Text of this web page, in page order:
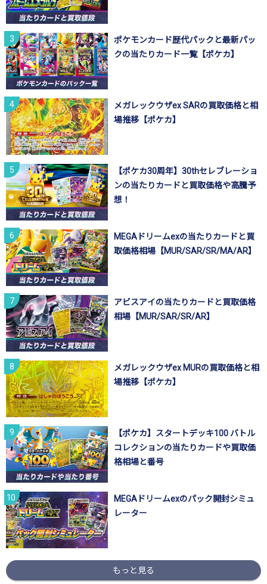
ポケモンカード歴代パックと最新パッ
クの当たりカード一覧【ポケカ】
メガレックウザex SARの買取価格と相
場推移【ポケカ】
【ポケカ30周年】30thセレブレーショ
ンの当たりカードと買取価格や高騰予
想！
MEGAドリームexの当たりカードと買
取価格相場【MUR/SAR/SR/MA/AR】
アビスアイの当たりカードと買取価格
相場【MUR/SAR/SR/AR】
メガレックウザex MURの買取価格と相
場推移【ポケカ】
【ポケカ】スタートデッキ100 バトル
コレクションの当たりカードや買取価
格相場と番号
MEGAドリームexのパック開封シミュ
レーター
もっと見る